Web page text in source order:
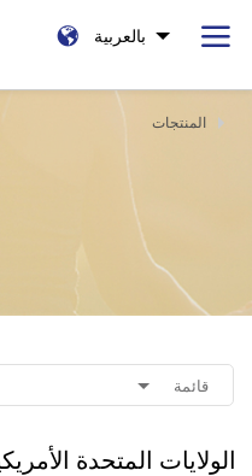
بالعربية
المنتجات
قائمة
الولايات المتحدة